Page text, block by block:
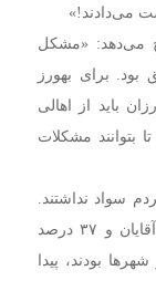
می‌دهد: «مشکل
برای بهورز
باید از اهالی
مشکلات
سواد نداشتند.
در شرایطی که در کل کشور، تنها ۵۷ درصد آقایان و ۳۷ درصد
بودند، پیدا